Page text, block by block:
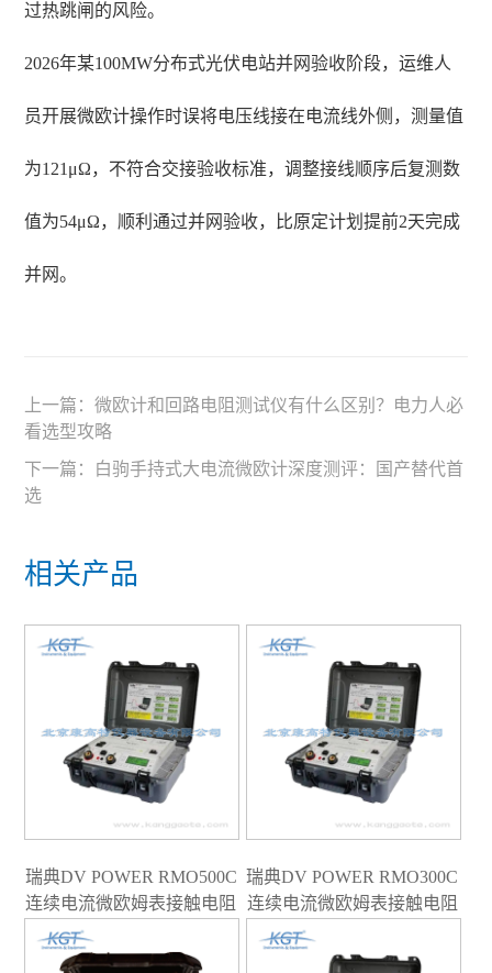
过热跳闸的风险。
2026年某100MW分布式光伏电站并网验收阶段，运维人
员开展微欧计操作时误将电压线接在电流线外侧，测量值
为121μΩ，不符合交接验收标准，调整接线顺序后复测数
值为54μΩ，顺利通过并网验收，比原定计划提前2天完成
并网。
上一篇：微欧计和回路电阻测试仪有什么区别？电力人必
看选型攻略
下一篇： 白驹手持式大电流微欧计深度测评：国产替代首
选
相关产品
瑞典DV POWER RMO500C
连续电流微欧姆表接触电阻
瑞典DV POWER RMO300C
连续电流微欧姆表接触电阻